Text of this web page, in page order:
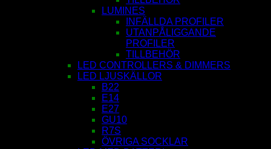
LUMINES
INFÄLLDA PROFILER
UTANPÅLIGGANDE
PROFILER
TILLBEHÖR
LED CONTROLLERS & DIMMERS
LED LJUSKÄLLOR
B22
E14
E27
GU10
R7S
ÖVRIGA SOCKLAR